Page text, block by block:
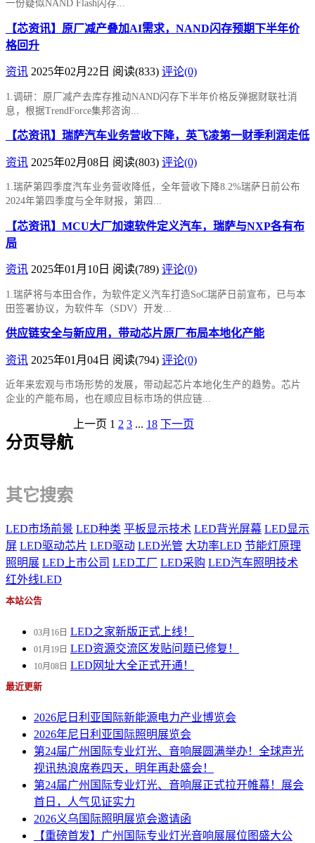
一份疑似NAND Flash闪存...
【芯资讯】原厂减产叠加AI需求，NAND闪存预期下半年价
格回升
资讯 2025年02月22日 阅读(833) 评论(0)
1.调研：原厂减产去库存推动NAND闪存下半年价格反弹据财联社消
息，根据TrendForce集邦咨询...
【芯资讯】瑞萨汽车业务营收下降，英飞凌第一财季利润走低
资讯 2025年02月08日 阅读(803) 评论(0)
1.瑞萨第四季度汽车业务营收降低，全年营收下降8.2%瑞萨日前公布
2024年第四季度与全年财报，第四...
【芯资讯】MCU大厂加速软件定义汽车，瑞萨与NXP各有布
局
资讯 2025年01月10日 阅读(789) 评论(0)
1.瑞萨将与本田合作，为软件定义汽车打造SoC瑞萨日前宣布，已与本
田签署协议，为软件车（SDV）开发...
供应链安全与新应用，带动芯片原厂布局本地化产能
资讯 2025年01月04日 阅读(794) 评论(0)
近年来宏观与市场形势的发展，带动起芯片本地化生产的趋势。芯片
企业的产能布局，也在顺应目标市场的供应链...
分页导航
上一页 1 2 3 ... 18 下一页
其它搜索
LED市场前景 LED种类 平板显示技术 LED背光屏幕 LED显示
屏 LED驱动芯片 LED驱动 LED光管 大功率LED 节能灯原理
照明展 LED上市公司 LED工厂 LED采购 LED汽车照明技术
红外线LED
本站公告
03月16日 LED之家新版正式上线！
01月19日 LED资源交流区发贴问题已修复！
10月08日 LED网址大全正式开通！
最近更新
2026尼日利亚国际新能源电力产业博览会
2026年尼日利亚国际照明展览会
第24届广州国际专业灯光、音响展圆满举办！全球声光
视讯热浪席卷四天，明年再赴盛会！
第24届广州国际专业灯光、音响展正式拉开帷幕！展会
首日，人气见证实力
2026义乌国际照明展览会邀请函
【重磅首发】广州国际专业灯光音响展展位图盛大公